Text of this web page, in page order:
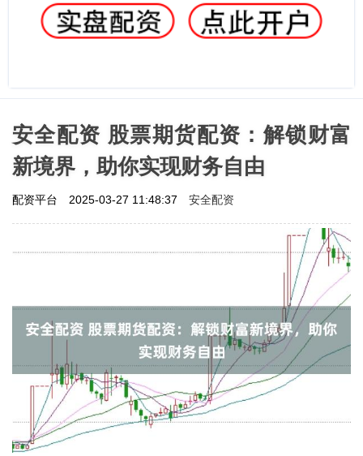
安全配资 股票期货配资：解锁财富
新境界，助你实现财务自由
配资平台 2025-03-27 11:48:37 安全配资